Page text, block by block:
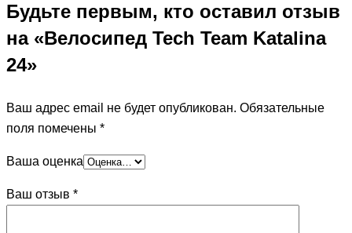
Будьте первым, кто оставил отзыв
на «Велосипед Tech Team Katalina
24»
Ваш адрес email не будет опубликован. Обязательные
поля помечены *
Ваша оценка
Ваш отзыв *